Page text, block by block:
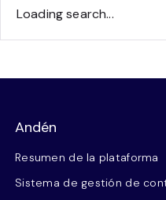
Loading search...
Andén
Resumen de la plataforma
Sistema de gestión de